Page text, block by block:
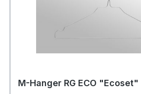
Bügel aus unseren für
Wäschereibedarf angepassten
M-Hanger RG ECO "Ecoset"